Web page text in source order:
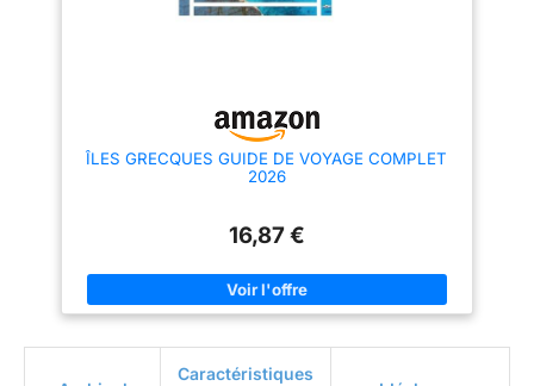
ÎLES GRECQUES GUIDE DE VOYAGE COMPLET
2026
16,87 €
Caractéristiques